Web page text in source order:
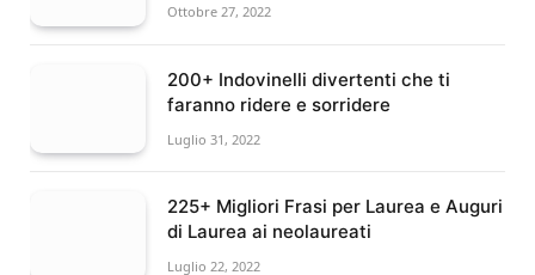
Ottobre 27, 2022
200+ Indovinelli divertenti che ti
faranno ridere e sorridere
Luglio 31, 2022
225+ Migliori Frasi per Laurea e Auguri
di Laurea ai neolaureati
Luglio 22, 2022